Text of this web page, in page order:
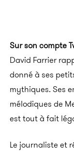
Sur son compte
David Farrier
donné à ses
mythiques. Ses
mélodiques de
est tout à fait
Le journaliste et